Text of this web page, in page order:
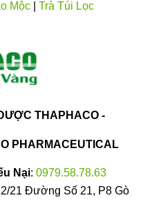
Mộc Trà Túi Lọc
THAPHACO -
PHARMACEUTICAL
Nại: 0979.58.78.63
21 Đường Số 21, P8 Gò